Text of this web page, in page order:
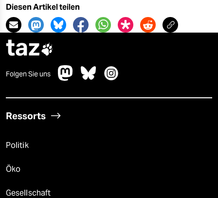
Diesen Artikel teilen
taz
Folgen Sie uns
Ressorts
Politik
Öko
Gesellschaft